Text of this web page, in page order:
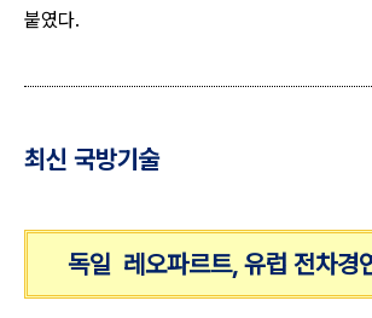
붙였다.
최신 국방기술
독일 레오파르트, 유럽 전차경